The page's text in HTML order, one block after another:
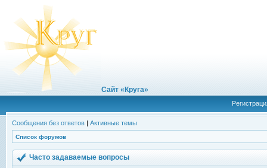
Сайт «Круга»
Сообщения без ответов | Активные темы
Список форумов
Часто задаваемые вопросы